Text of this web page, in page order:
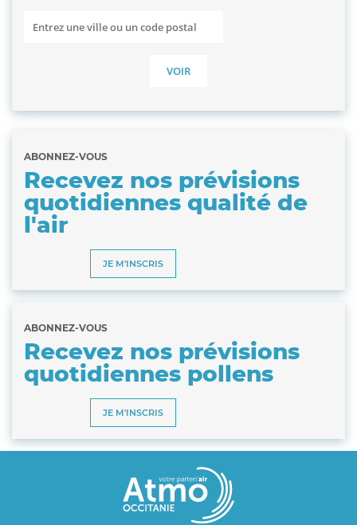
ABONNEZ-VOUS
Recevez nos prévisions
quotidiennes qualité de
l'air
JE M'INSCRIS
ABONNEZ-VOUS
Recevez nos prévisions
quotidiennes pollens
JE M'INSCRIS